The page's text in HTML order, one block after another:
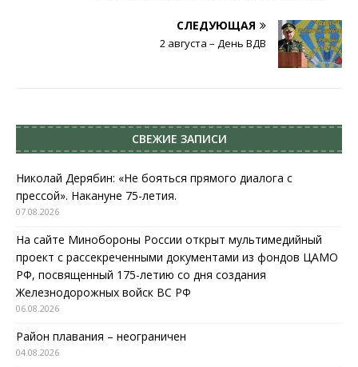
СЛЕДУЮЩАЯ
2 августа – День ВДВ
СВЕЖИЕ ЗАПИСИ
Николай Дерябин: «Не бояться прямого диалога с
прессой». Накануне 75-летия.
07.08.2026
На сайте Минобороны России открыт мультимедийный
проект с рассекреченными документами из фондов ЦАМО
РФ, посвященный 175-летию со дня создания
Железнодорожных войск ВС РФ
06.08.2026
Район плавания – неограничен
04.08.2026